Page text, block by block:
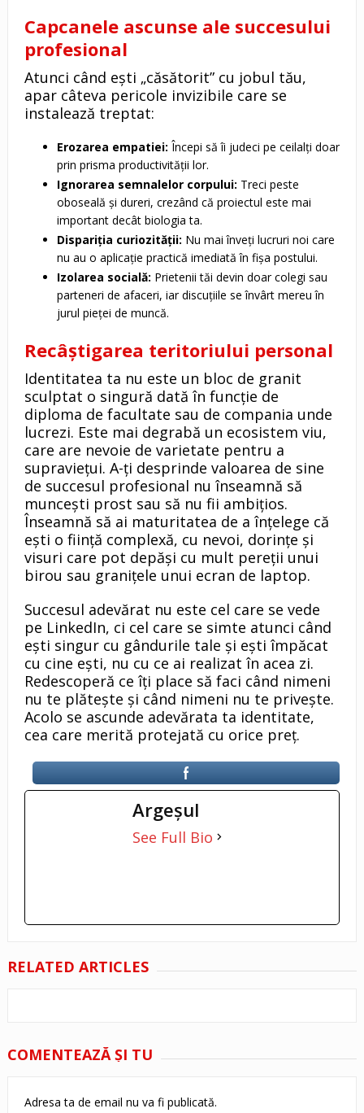
Capcanele ascunse ale succesului
profesional
Atunci când ești „căsătorit” cu jobul tău,
apar câteva pericole invizibile care se
instalează treptat:
Erozarea empatiei: Începi să îi judeci pe ceilalți doar
prin prisma productivității lor.
Ignorarea semnalelor corpului: Treci peste
oboseală și dureri, crezând că proiectul este mai
important decât biologia ta.
Dispariția curiozității: Nu mai înveți lucruri noi care
nu au o aplicație practică imediată în fișa postului.
Izolarea socială: Prietenii tăi devin doar colegi sau
parteneri de afaceri, iar discuțiile se învârt mereu în
jurul pieței de muncă.
Recâștigarea teritoriului personal
Identitatea ta nu este un bloc de granit
sculptat o singură dată în funcție de
diploma de facultate sau de compania unde
lucrezi. Este mai degrabă un ecosistem viu,
care are nevoie de varietate pentru a
supraviețui. A-ți desprinde valoarea de sine
de succesul profesional nu înseamnă să
muncești prost sau să nu fii ambițios.
Înseamnă să ai maturitatea de a înțelege că
ești o ființă complexă, cu nevoi, dorințe și
visuri care pot depăși cu mult pereții unui
birou sau granițele unui ecran de laptop.
Succesul adevărat nu este cel care se vede
pe LinkedIn, ci cel care se simte atunci când
ești singur cu gândurile tale și ești împăcat
cu cine ești, nu cu ce ai realizat în acea zi.
Redescoperă ce îți place să faci când nimeni
nu te plătește și când nimeni nu te privește.
Acolo se ascunde adevărata ta identitate,
cea care merită protejată cu orice preț.
Argeşul
See Full Bio
RELATED ARTICLES
COMENTEAZĂ ŞI TU
Adresa ta de email nu va fi publicată.